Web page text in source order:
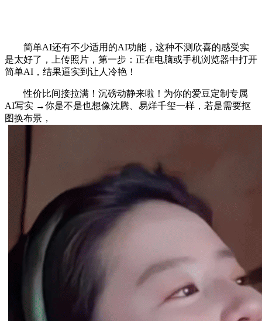
简单AI还有不少适用的AI功能，这种不测欣喜的感受实
是太好了，上传照片，第一步：正在电脑或手机浏览器中打开
简单AI，结果逼实到让人冷艳！
性价比间接拉满！沉磅动静来啦！为你的爱豆定制专属
AI写实 →你是不是也想像沈腾、易烊千玺一样，若是需要抠
图换布景，